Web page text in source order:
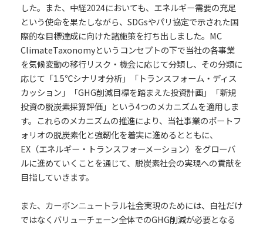
した。また、中経2024においても、エネルギー需要の充足
という使命を果たしながら、SDGsやパリ協定で示された国
際的な目標達成に向けた諸施策を打ち出しました。MC
ClimateTaxonomyというコンセプトの下で当社の各事業
を気候変動の移行リスク・機会に応じて分類し、その分類に
応じて「1.5℃シナリオ分析」「トランスフォーム・ディス
カッション」「GHG削減目標を踏まえた投資計画」「新規
投資の脱炭素採算評価」という4つのメカニズムを適用しま
す。これらのメカニズムの推進により、当社事業のポートフ
ォリオの脱炭素化と強靭化を着実に進めるとともに、
EX（エネルギー・トランスフォーメーション）をグローバ
ルに進めていくことを通じて、脱炭素社会の実現への貢献を
目指していきます。
また、カーボンニュートラル社会実現のためには、自社だけ
ではなくバリューチェーン全体でのGHG削減が必要となる